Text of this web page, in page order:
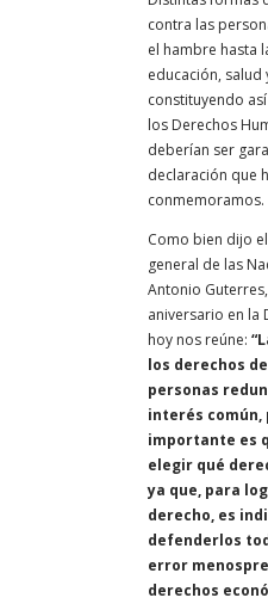
contra las
el hambre hasta
educación, salud
constituyendo
los Derechos
deberían ser
declaración que
conmemoramos.
Como bien dijo
general de las
Antonio
aniversario en la
hoy nos reúne:
los derechos
personas
interés común,
importante es
elegir qué
ya que, para
derecho, es
defenderlos
error
derechos